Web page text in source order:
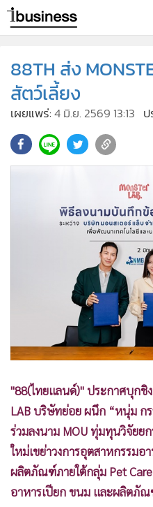
88TH ส่ง
สัตว์เลี้ยง
เผยแพร่:4 มิ.ย. 2569 13:13
"88(ไทยแลนด์)" ประกาศบุกชิง
LAB บริษัทย่อย ผนึก “หนุ่ม ก
ร่วมลงนาม MOU ทุ่มทุนวิจัยย
ใหม่เขย่าวงการอุตสาหกรรมอ
ผลิตภัณฑ์ภายใต้กลุ่ม Pet
อาหารเปียก ขนม และผลิตภั